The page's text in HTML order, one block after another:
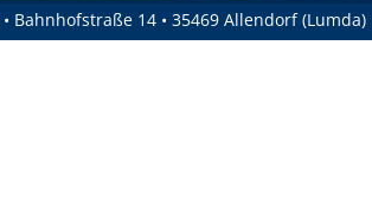
• Bahnhofstraße 14 • 35469 Allendorf (Lumda)